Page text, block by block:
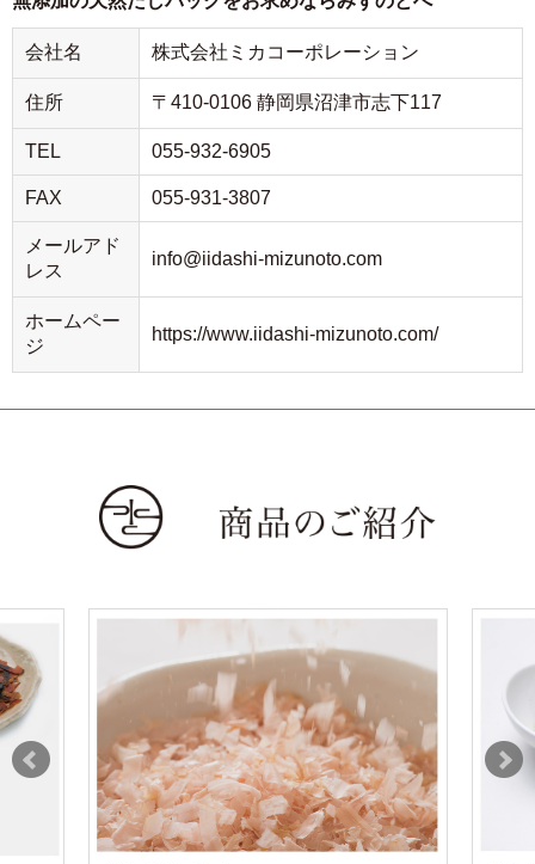
会社名 株式会社ミカコーポレーション
住所 〒410-0106 静岡県沼津市志下117
TEL 055-932-6905
FAX 055-931-3807
メールアド
レス
info@iidashi-mizunoto.com
ホームペー
ジ
https://www.iidashi-mizunoto.com/